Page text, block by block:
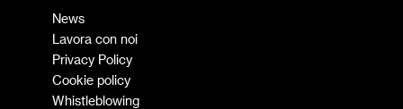
News
Lavora con noi
Privacy Policy
Cookie policy
Whistleblowing